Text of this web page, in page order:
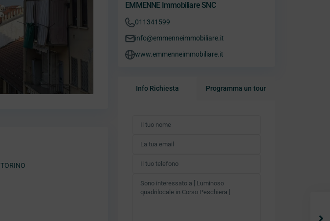
TORINO
EMMENNE Immobiliare SNC
011341599
info@emmenneimmobiliare.it
www.emmenneimmobiliare.it
Info Richiesta Programma un tour